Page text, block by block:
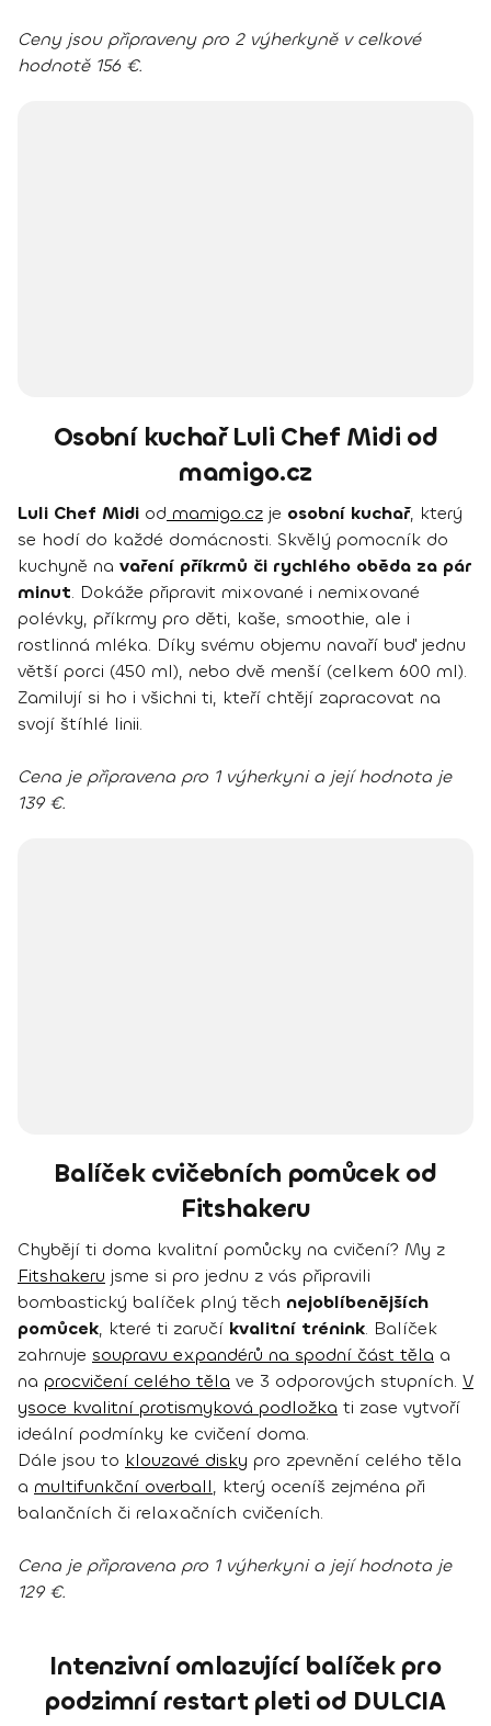
Ceny jsou připraveny pro 2 výherkyně v celkové
hodnotě 156 €.
Osobní kuchař Luli Chef Midi od
mamigo.cz
Luli Chef Midi od mamigo.cz je osobní kuchař, který
se hodí do každé domácnosti. Skvělý pomocník do
kuchyně na vaření příkrmů či rychlého oběda za pár
minut. Dokáže připravit mixované i nemixované
polévky, příkrmy pro děti, kaše, smoothie, ale i
rostlinná mléka. Díky svému objemu navaří buď jednu
větší porci (450 ml), nebo dvě menší (celkem 600 ml).
Zamilují si ho i všichni ti, kteří chtějí zapracovat na
svojí štíhlé linii.
Cena je připravena pro 1 výherkyni a její hodnota je
139 €.
Balíček cvičebních pomůcek od
Fitshakeru
Chybějí ti doma kvalitní pomůcky na cvičení? My z
Fitshakeru jsme si pro jednu z vás připravili
bombastický balíček plný těch nejoblíbenějších
pomůcek, které ti zaručí kvalitní trénink. Balíček
zahrnuje soupravu expandérů na spodní část těla a
na procvičení celého těla ve 3 odporových stupních. V
ysoce kvalitní protismyková podložka ti zase vytvoří
ideální podmínky ke cvičení doma.
Dále jsou to klouzavé disky pro zpevnění celého těla
a multifunkční overball, který oceníš zejména při
balančních či relaxačních cvičeních.
Cena je připravena pro 1 výherkyni a její hodnota je
129 €.
Intenzivní omlazující balíček pro
podzimní restart pleti od DULCIA